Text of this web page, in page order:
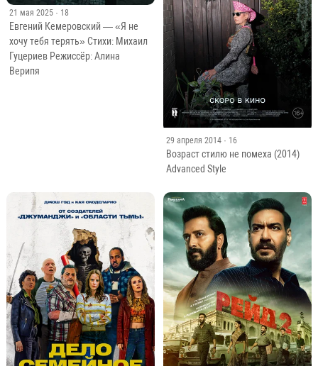
21 мая 2025 · 18
Евгений Кемеровский — «Я не
хочу тебя терять» Стихи: Михаил
Гуцериев Режиссёр: Алина
Верипя
29 апреля 2014 · 16
Возраст стилю не помеха (2014)
Advanced Style